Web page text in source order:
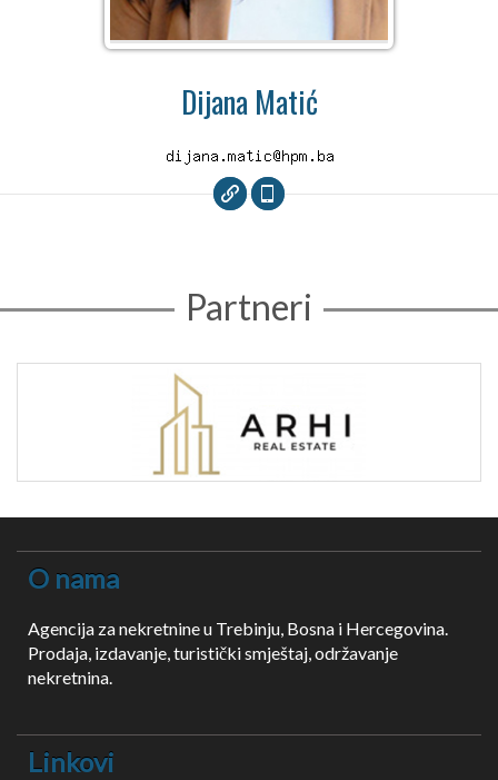
Dijana Matić
Partneri
O nama
Agencija za nekretnine u Trebinju, Bosna i Hercegovina.
Prodaja, izdavanje, turistički smještaj, održavanje
nekretnina.
Linkovi